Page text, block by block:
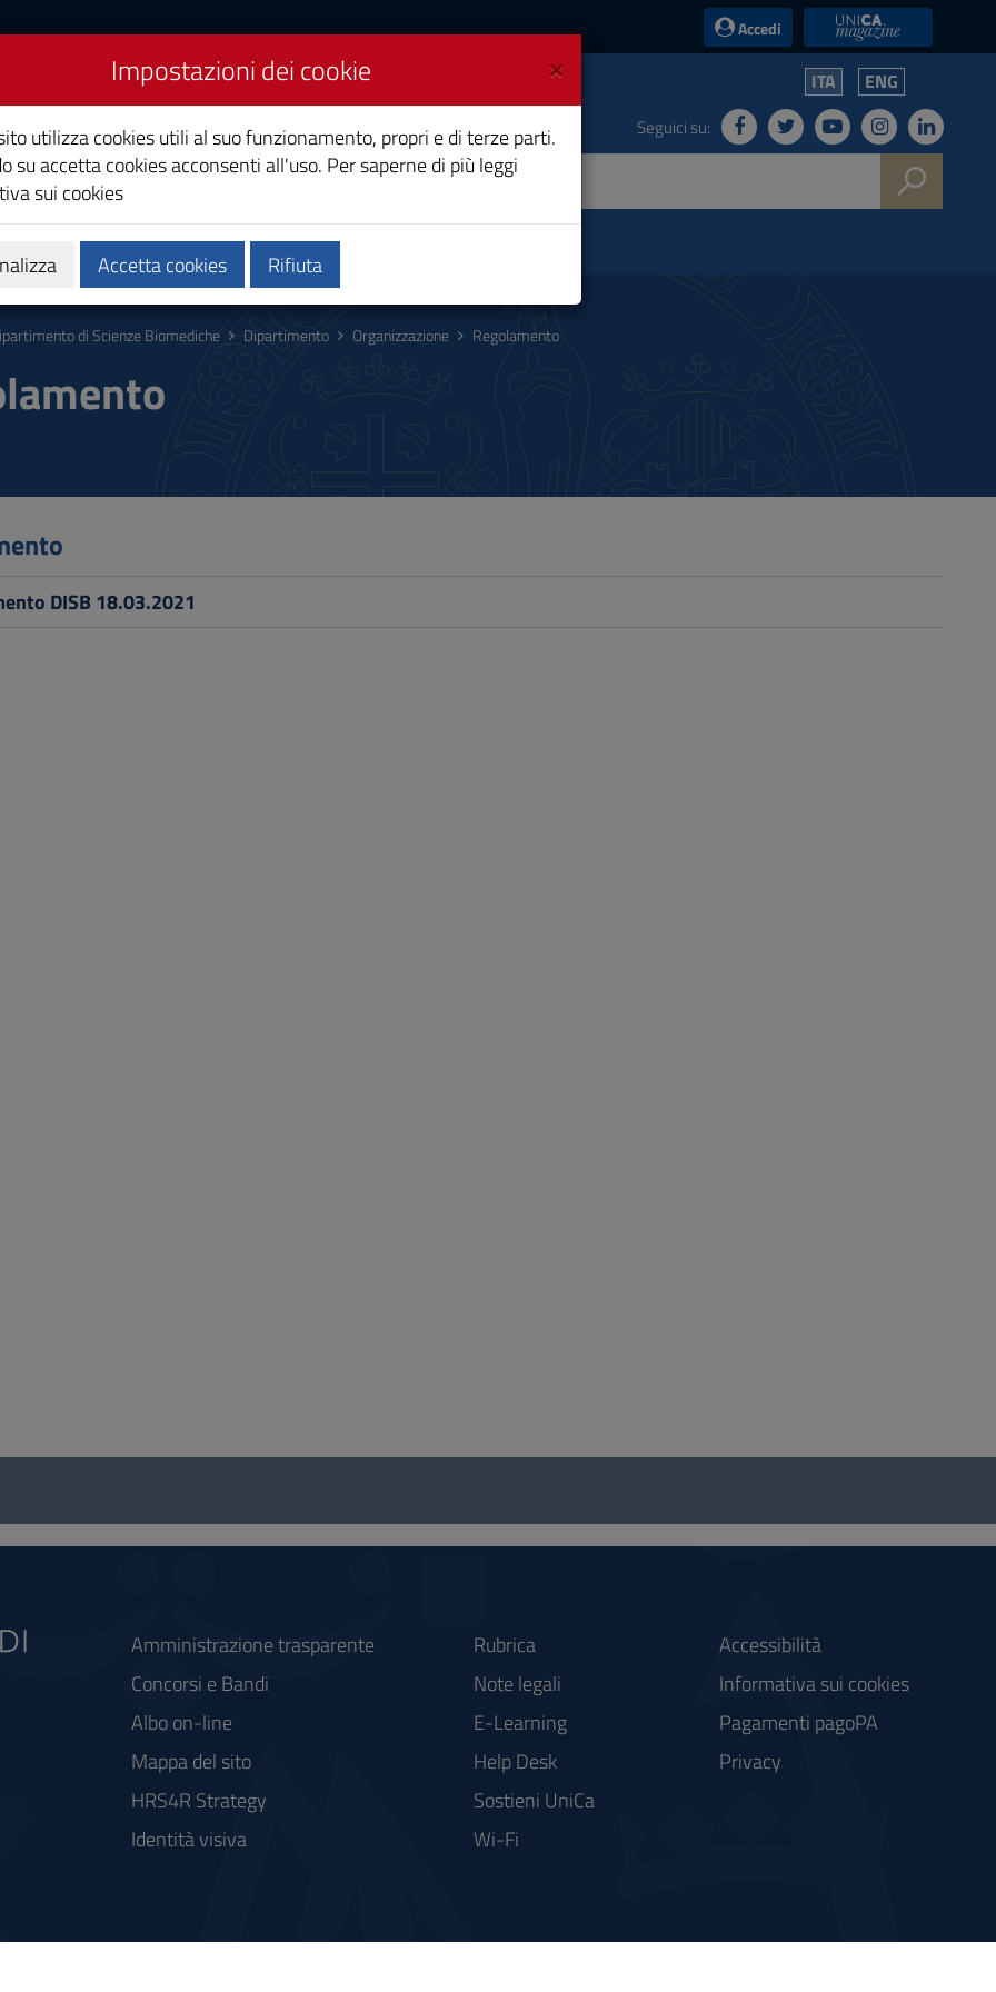
Accedi UniCA News
biomediche
ITA ENG
Seguici su:
di Scienze Biomediche Dipartimento Organizzazione Regolamento
DISB 18.03.2021
Amministrazione trasparente
Concorsi e Bandi
Albo on-line
Mappa del sito
HRS4R Strategy
Identità visiva
Rubrica
Note legali
E-Learning
Help Desk
Sostieni UniCa
Wi-Fi
Accessibilità
Informativa sui cookies
Pagamenti pagoPA
Privacy
×
Impostazioni dei cookie
utilizza cookies utili al suo funzionamento, propri e di terze parti.
su accetta cookies acconsenti all'uso. Per saperne di più leggi
sui cookies
Accetta cookies Rifiuta